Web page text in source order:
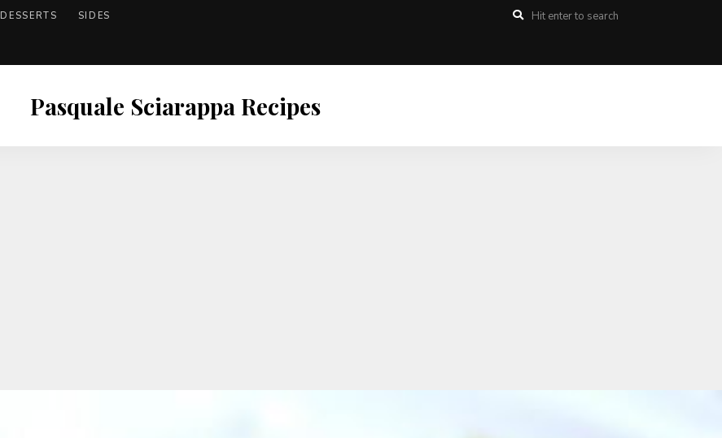
DESSERTS SIDES
Pasquale Sciarappa Recipes